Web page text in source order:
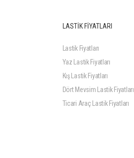
LASTİK FİYATLARI
Lastik Fiyatları
Yaz Lastik Fiyatları
Kış Lastik Fiyatları
Dört Mevsim Lastik Fiyatları
Ticari Araç Lastik Fiyatları